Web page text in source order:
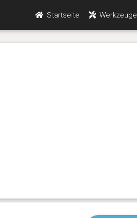
Startseite Werkzeuge